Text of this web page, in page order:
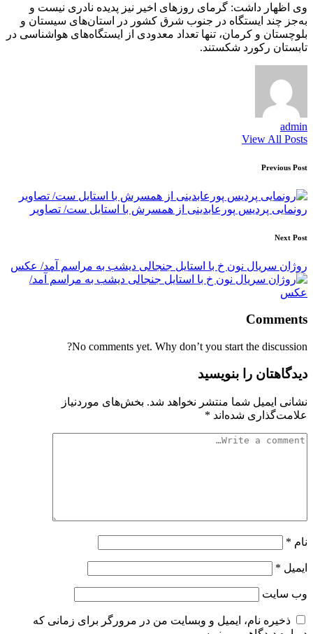
وی اظهار داشت: گرمای روزهای اخیر نیز پدیده نادری نیست و
به‌جز چند ایستگاه در جنوب شرق کشور در استان‌های سیستان و
بلوچستان و کرمان، تنها تعداد معدودی از ایستگاه‌های هواشناسی در
تابستان رکورد شکستند.
admin
View All Posts
Post
navigation
Previous Post
رونمایی پردیس پورعابدینی از همسرش با استایل ست/ تصاویر
Next Post
روژان سریال نون خ با استایل جنجالی دیشب به مراسم آمد/ عکس
Comments
No comments yet. Why don’t you start the discussion?
دیدگاهتان را بنویسید
نشانی ایمیل شما منتشر نخواهد شد. بخش‌های موردنیاز
علامت‌گذاری شده‌اند *
نام *
ایمیل *
وب‌ سایت
ذخیره نام، ایمیل و وبسایت من در مرورگر برای زمانی که